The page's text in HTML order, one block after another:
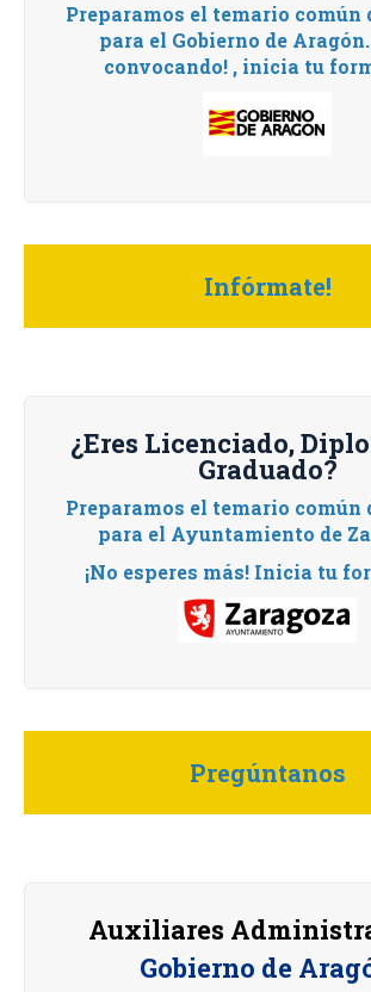
Preparamos el temario común
para el Gobierno de Aragón.
convocando! , inicia tu
Infórmate!
¿Eres Licenciado,
Graduado?
Preparamos el temario común
para el Ayuntamiento de
¡No esperes más! Inicia tu
Pregúntanos
Auxiliares
Gobierno de